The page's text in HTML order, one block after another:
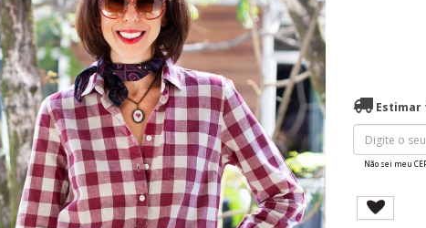
Estimar
Não sei meu